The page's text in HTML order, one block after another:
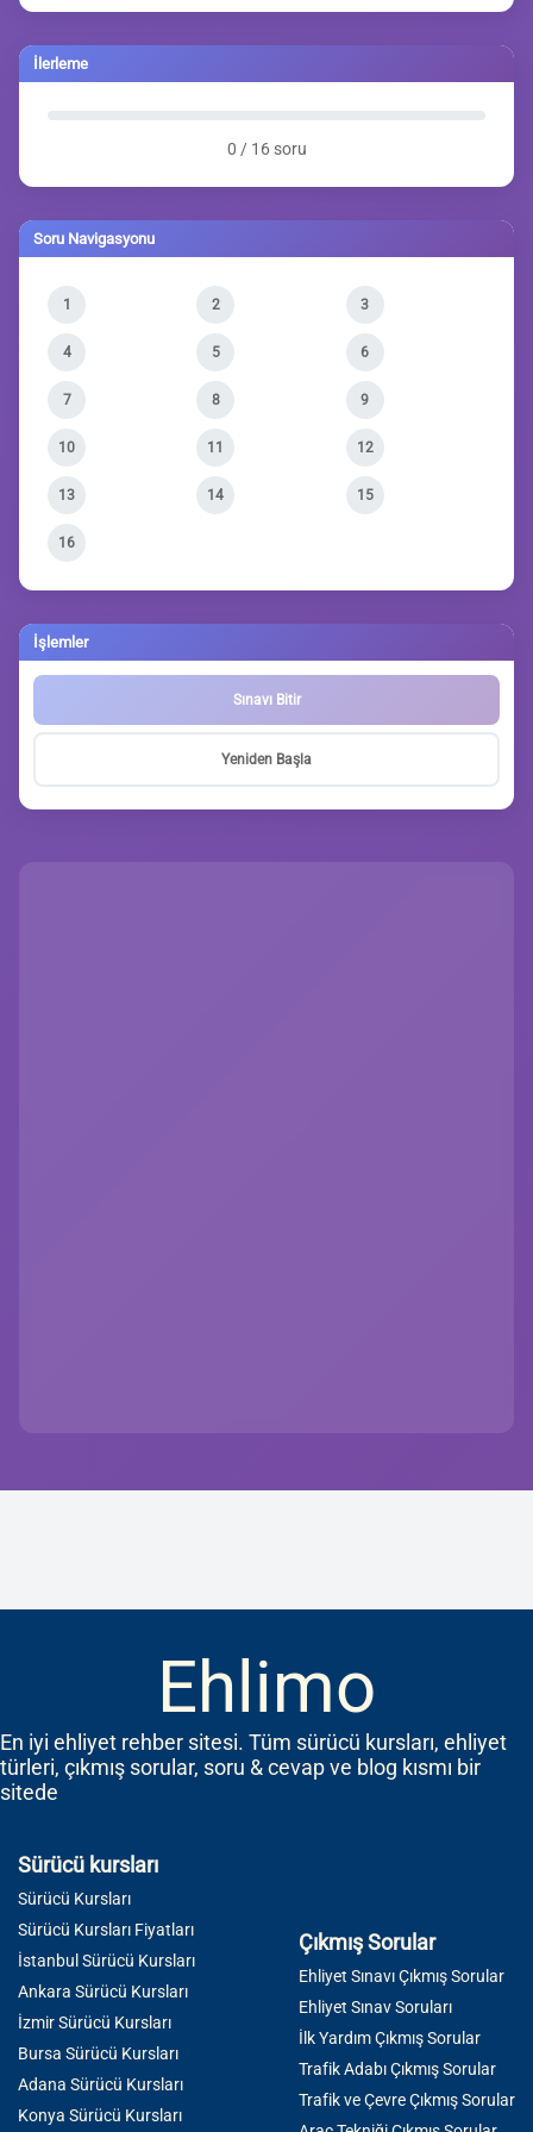
İlerleme
0 / 16 soru
Soru Navigasyonu
1 2 3
4 5 6
7 8 9
10 11 12
13 14 15
16
İşlemler
Sınavı Bitir
Yeniden Başla
Ehlimo
En iyi ehliyet rehber sitesi. Tüm sürücü kursları, ehliyet
türleri, çıkmış sorular, soru & cevap ve blog kısmı bir
sitede
Sürücü kursları
Sürücü Kursları
Sürücü Kursları Fiyatları
İstanbul Sürücü Kursları
Ankara Sürücü Kursları
İzmir Sürücü Kursları
Bursa Sürücü Kursları
Adana Sürücü Kursları
Konya Sürücü Kursları
Çıkmış Sorular
Ehliyet Sınavı Çıkmış Sorular
Ehliyet Sınav Soruları
İlk Yardım Çıkmış Sorular
Trafik Adabı Çıkmış Sorular
Trafik ve Çevre Çıkmış Sorular